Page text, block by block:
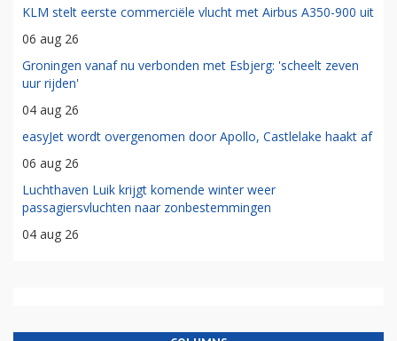
KLM stelt eerste commerciële vlucht met Airbus A350-900 uit
06 aug 26
Groningen vanaf nu verbonden met Esbjerg: 'scheelt zeven
uur rijden'
04 aug 26
easyJet wordt overgenomen door Apollo, Castlelake haakt af
06 aug 26
Luchthaven Luik krijgt komende winter weer
passagiersvluchten naar zonbestemmingen
04 aug 26